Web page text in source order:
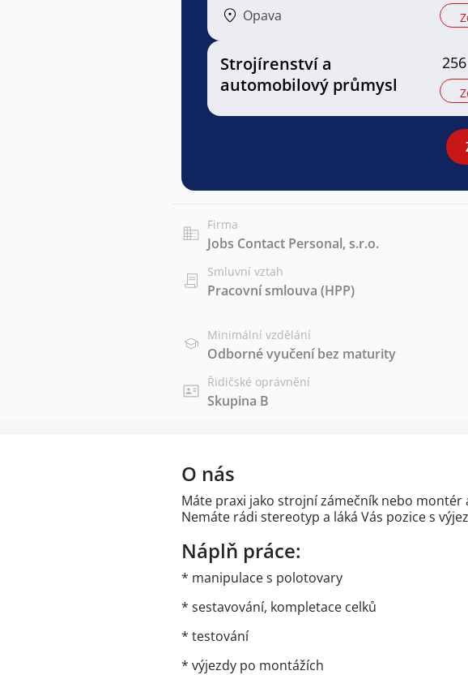
Opava
Strojírenství a
automobilový průmysl
Firma
Jobs Contact Personal, s.r.o.
Smluvní vztah
Pracovní smlouva (HPP)
Minimální vzdělání
Odborné vyučení bez maturity
Řidičské oprávnění
Skupina B
O nás
Máte praxi jako strojní zámečník nebo
Nemáte rádi stereotyp a láká Vás pozice s
Náplň práce:
* manipulace s polotovary
* sestavování, kompletace celků
* testování
* výjezdy po montážích